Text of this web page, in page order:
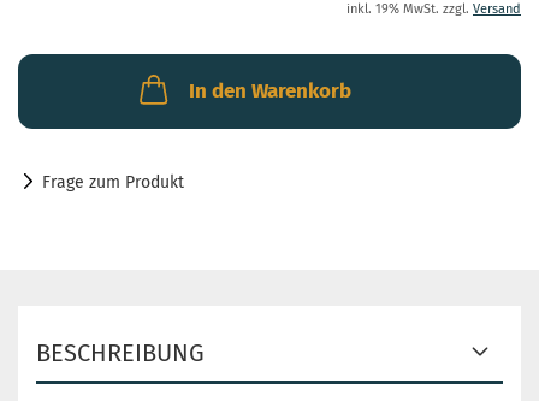
inkl. 19% MwSt. zzgl. Versand
In den Warenkorb
Frage zum Produkt
BESCHREIBUNG